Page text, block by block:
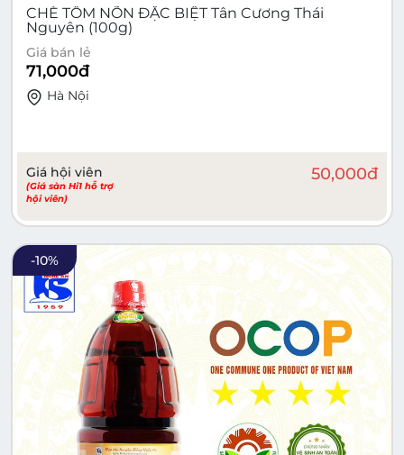
CHÈ TÔM NÕN ĐẶC BIỆT Tân Cương Thái
Nguyên (100g)
Giá bán lẻ
71,000đ
Hà Nội
Giá hội viên
(Giá sàn Hi1 hỗ trợ
hội viên)
50,000đ
-10%